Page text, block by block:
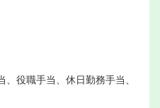
役職手当、休日勤務手当、